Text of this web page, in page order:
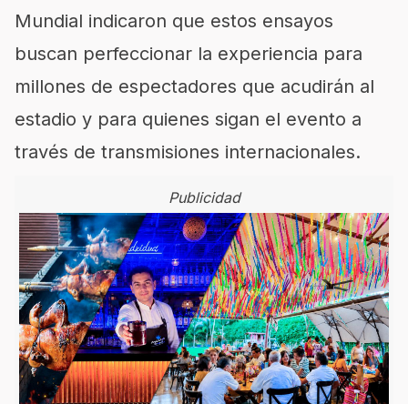
Mundial indicaron que estos ensayos
buscan perfeccionar la experiencia para
millones de espectadores que acudirán al
estadio y para quienes sigan el evento a
través de transmisiones internacionales.
Publicidad